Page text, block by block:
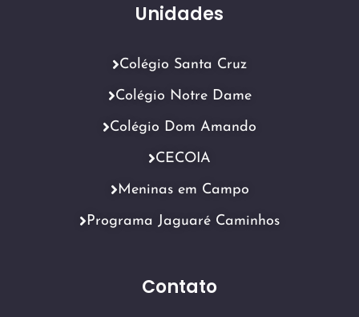
Contato
Unidades
Colégio Santa Cruz
Colégio Notre Dame
Colégio Dom Amando
CECOIA
Meninas em Campo
Programa Jaguaré Caminhos